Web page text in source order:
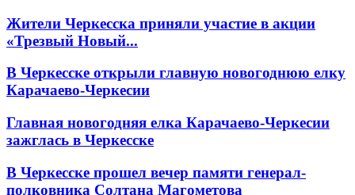
Жители Черкесска приняли участие в акции
«Трезвый Новый...
В Черкесске открыли главную новогоднюю елку
Карачаево-Черкесии
Главная новогодняя елка Карачаево-Черкесии
зажглась в Черкесске
В Черкесске прошел вечер памяти генерал-
полковника Солтана Магометова